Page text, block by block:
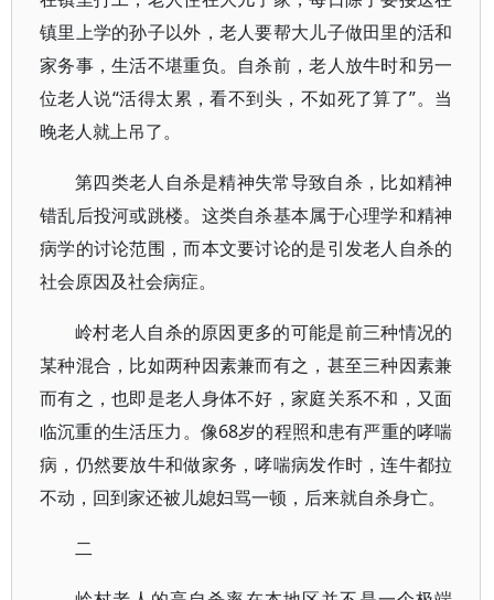
镇里上学的孙子以外，老人要帮大儿子做田里的活和
家务事，生活不堪重负。自杀前，老人放牛时和另一
位老人说“活得太累，看不到头，不如死了算了”。当
晚老人就上吊了。
第四类老人自杀是精神失常导致自杀，比如精神
错乱后投河或跳楼。这类自杀基本属于心理学和精神
病学的讨论范围，而本文要讨论的是引发老人自杀的
社会原因及社会病症。
岭村老人自杀的原因更多的可能是前三种情况的
某种混合，比如两种因素兼而有之，甚至三种因素兼
而有之，也即是老人身体不好，家庭关系不和，又面
临沉重的生活压力。像68岁的程照和患有严重的哮喘
病，仍然要放牛和做家务，哮喘病发作时，连牛都拉
不动，回到家还被儿媳妇骂一顿，后来就自杀身亡。
二